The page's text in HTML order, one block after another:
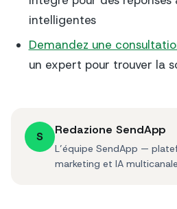
intelligentes
Demandez une
un expert pour trouver la
S Redazione SendApp
L’équipe SendApp —
marketing et IA